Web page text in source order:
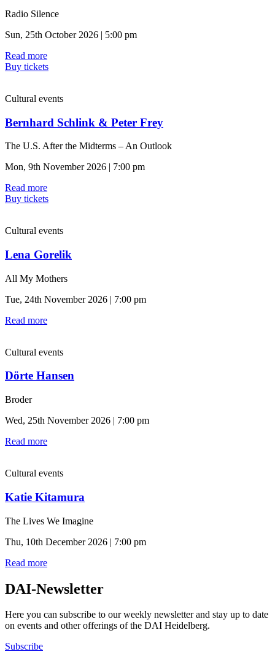
Radio Silence
Sun, 25th October 2026 | 5:00 pm
Read more
Buy tickets
Cultural events
Bernhard Schlink & Peter Frey
The U.S. After the Midterms – An Outlook
Mon, 9th November 2026 | 7:00 pm
Read more
Buy tickets
Cultural events
Lena Gorelik
All My Mothers
Tue, 24th November 2026 | 7:00 pm
Read more
Cultural events
Dörte Hansen
Broder
Wed, 25th November 2026 | 7:00 pm
Read more
Cultural events
Katie Kitamura
The Lives We Imagine
Thu, 10th December 2026 | 7:00 pm
Read more
DAI-Newsletter
Here you can subscribe to our weekly newsletter and stay up to date
on events and other offerings of the DAI Heidelberg.
Subscribe